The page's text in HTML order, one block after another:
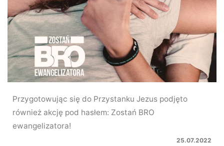
Przygotowując się do Przystanku Jezus podjęto
również akcję pod hasłem: Zostań BRO
ewangelizatora!
25.07.2022